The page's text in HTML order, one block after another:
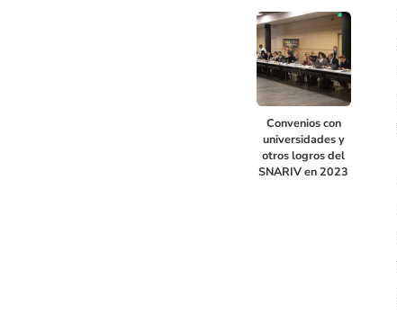
Convenios con
universidades y
otros logros del
SNARIV en 2023